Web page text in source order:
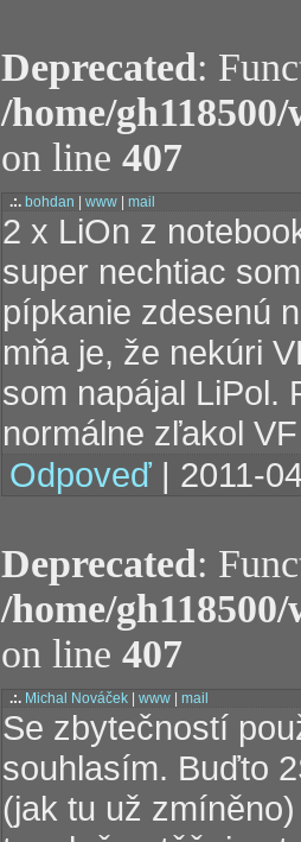
Deprecated:
/home/
on line 407
.:. bohdan www mail
2 x LiOn z
super nechtiac
pípkanie zdesenú
mňa je, že nekúri
som napájal LiPol.
normálne zľakol
Odpoveď | 2011-
Deprecated:
/home/
on line 407
.:. Michal Nováček www mail
Se zbytečností
souhlasím. Buďto
(jak tu už